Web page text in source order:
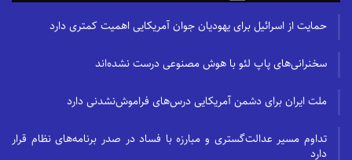
حمایت از اسرائیل برای یهودیان جوان آمریکایی اهمیت کمتری دارد
سخنرانی‌های پاپ لئو با هوش مصنوعی درست نشده‌اند
ملت ایران برای دشمن آمریکایی درس‌های فراموش‌نشدنی دارد
تداوم مسیر عدالت‌گستری و مبارزه با فساد در صدر برنامه‌های نظام قرار
دارد